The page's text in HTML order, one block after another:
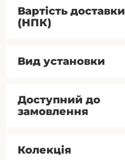
Вартість доставки
(НПК)
Вид установки
Доступний до
замовлення
Колекція